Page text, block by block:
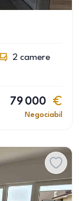
2 camere
79 000
Negociabil